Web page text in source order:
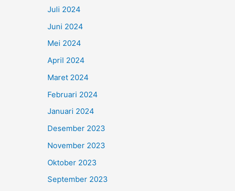
Juli 2024
Juni 2024
Mei 2024
April 2024
Maret 2024
Februari 2024
Januari 2024
Desember 2023
November 2023
Oktober 2023
September 2023